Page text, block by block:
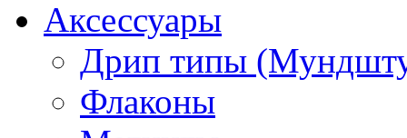
Аксессуары
Дрип типы
Флаконы